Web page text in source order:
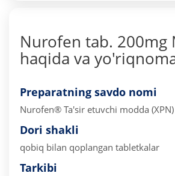
Nurofen tab.
haqida va
Preparatning savdo nomi
Nurofen® Ta'sir etuvchi modda
Dori shakli
qobiq bilan qoplangan tabletkalar
Tarkibi